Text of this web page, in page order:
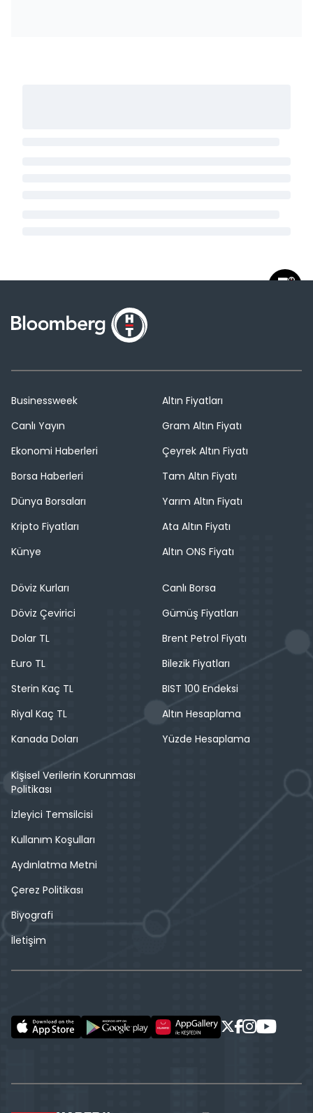
Businessweek
Canlı Yayın
Ekonomi Haberleri
Borsa Haberleri
Dünya Borsaları
Kripto Fiyatları
Künye
Altın Fiyatları
Gram Altın Fiyatı
Çeyrek Altın Fiyatı
Tam Altın Fiyatı
Yarım Altın Fiyatı
Ata Altın Fiyatı
Altın ONS Fiyatı
Döviz Kurları
Döviz Çevirici
Dolar TL
Euro TL
Sterin Kaç TL
Riyal Kaç TL
Kanada Doları
Canlı Borsa
Gümüş Fiyatları
Brent Petrol Fiyatı
Bilezik Fiyatları
BIST 100 Endeksi
Altın Hesaplama
Yüzde Hesaplama
Kişisel Verilerin Korunması
Politikası
İzleyici Temsilcisi
Kullanım Koşulları
Aydınlatma Metni
Çerez Politikası
Biyografi
İletişim